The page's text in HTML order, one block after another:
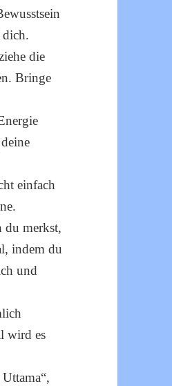
die
Bringe
einfach
du merkst,
indem du
und
wird es